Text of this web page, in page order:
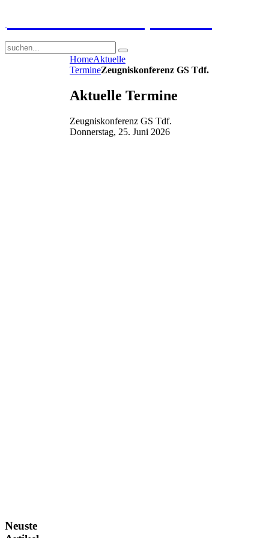
HomeAktuelle
TermineZeugniskonferenz GS Tdf.
Aktuelle Termine
Zeugniskonferenz GS Tdf.
Donnerstag, 25. Juni 2026
Neuste